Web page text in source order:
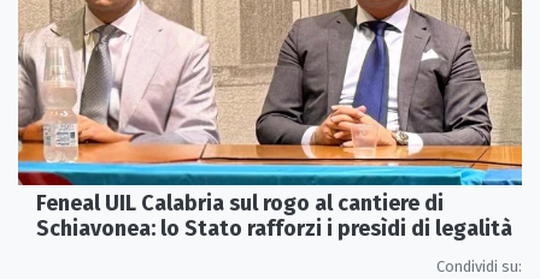
Feneal UIL Calabria sul rogo al cantiere di
Schiavonea: lo Stato rafforzi i presìdi di legalità
Condividi su: